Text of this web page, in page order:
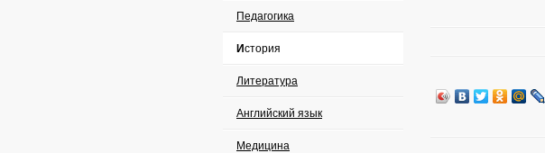
Педагогика
История
Литература
Английский язык
Медицина